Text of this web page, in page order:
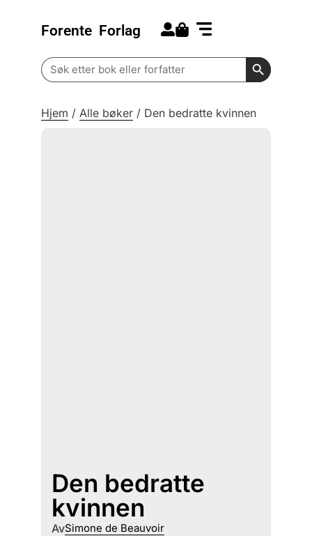
Forente Forlag
Search
for:
Search
Hjem / Alle bøker / Den bedratte kvinnen
Den bedratte
kvinnen
AvSimone de Beauvoir